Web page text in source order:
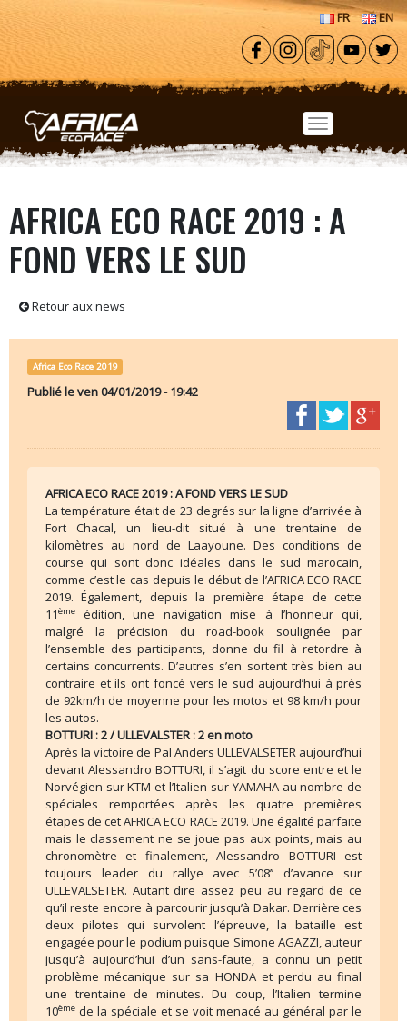
Aller au contenu principal
FR EN
AFRICA ECO RACE 2019 : A
FOND VERS LE SUD
Retour aux news
Africa Eco Race 2019
Publié leven 04/01/2019 - 19:42
AFRICA ECO RACE 2019 : A FOND VERS LE SUD
La température était de 23 degrés sur la ligne d’arrivée à
Fort Chacal, un lieu-dit situé à une trentaine de
kilomètres au nord de Laayoune. Des conditions de
course qui sont donc idéales dans le sud marocain,
comme c’est le cas depuis le début de l’AFRICA ECO RACE
2019. Également, depuis la première étape de cette
11èmeédition, une navigation mise à l’honneur qui,
malgré la précision du road-book soulignée par
l’ensemble des participants, donne du fil à retordre à
certains concurrents. D’autres s’en sortent très bien au
contraire et ils ont foncé vers le sud aujourd’hui à près
de 92km/h de moyenne pour les motos et 98 km/h pour
les autos.
BOTTURI : 2 / ULLEVALSTER : 2 en moto
Après la victoire de Pal Anders ULLEVALSETER aujourd’hui
devant Alessandro BOTTURI, il s’agit du score entre et le
Norvégien sur KTM et l’Italien sur YAMAHA au nombre de
spéciales remportées après les quatre premières
étapes de cet AFRICA ECO RACE 2019. Une égalité parfaite
mais le classement ne se joue pas aux points, mais au
chronomètre et finalement, Alessandro BOTTURI est
toujours leader du rallye avec 5’08’’ d’avance sur
ULLEVALSETER. Autant dire assez peu au regard de ce
qu’il reste encore à parcourir jusqu’à Dakar. Derrière ces
deux pilotes qui survolent l’épreuve, la bataille est
engagée pour le podium puisque Simone AGAZZI, auteur
jusqu’à aujourd’hui d’un sans-faute, a connu un petit
problème mécanique sur sa HONDA et perdu au final
une trentaine de minutes. Du coup, l’Italien termine
10èmede la spéciale et se voit menacé au général par le